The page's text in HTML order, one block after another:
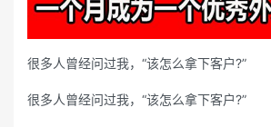
很多人曾经问过我，“该怎么拿下客户?”
很多人曾经问过我，“该怎么拿下客户?”